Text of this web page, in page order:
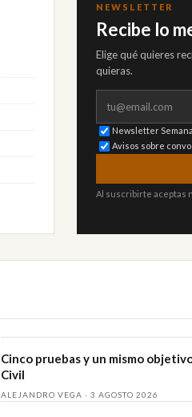
NEWSLETTER
Recibe lo
Elige qué quieres
quieras.
Newsletter
Avisos sobre
Al suscribirte aceptas
Cinco pruebas y un mismo
Civil
ALEJANDRO VEGA · 3 AGOSTO 2026